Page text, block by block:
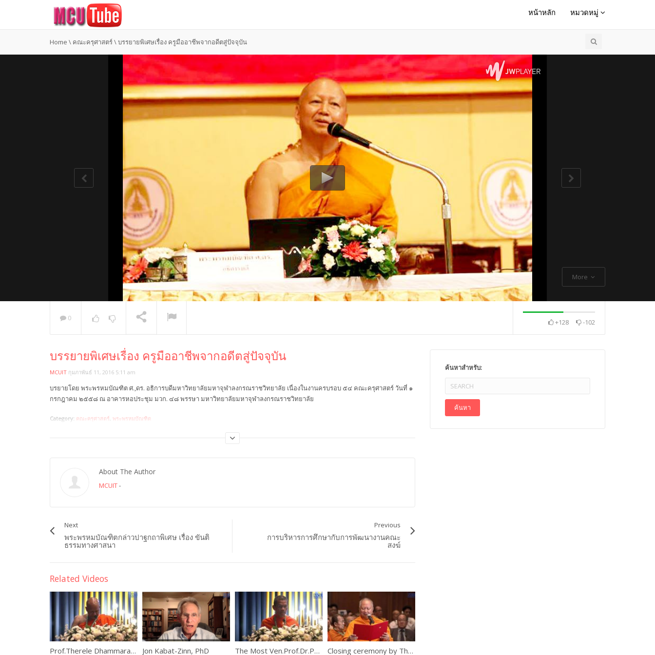
หน้าหลัก หมวดหมู่
Home \ คณะครุศาสตร์\บรรยายพิเศษเรื่อง ครูมืออาชีพจากอดีตสู่ปัจจุบัน
More
NOW PLAYING
กล่าวแสดงความยินดี
Most Ven Dr. Thch Quang
0 +128 -102
บรรยายพิเศษเรื่อง ครูมืออาชีพจากอดีตสู่ปัจจุบัน
MCUIT กุมภาพันธ์ 11, 2016 5:11 am
บรยายโดย พระพรหมบัณฑิต ศ.,ดร. อธิการบดีมหาวิทยาลัยมหาจุฬาลงกรณราชวิทยาลัย เนื่องในงานครบรอบ ๕๔ คณะครุศาสตร์ วันที่ ๑
กรกฎาคม ๒๕๕๘ ณ อาคารหอประชุม มวก. ๔๘ พรรษา มหาวิทยาลัยมหาจุฬาลงกรณราชวิทยาลัย
Category: คณะครุศาสตร์, พระพรหมบัณฑิต
About The Author
MCUIT-
Next
พระพรหมบัณฑิตกล่าวปาฐกถาพิเศษ เรื่อง ขันติ
ธรรมทางศาสนา
Previous
การบริหารการศึกษากับการพัฒนางานคณะ
สงฆ์
Related Videos
Prof.Therele Dhammarathana, Sri Lanka Jon Kabat-Zinn, PhD The Most Ven.Prof.Dr.Phra Rajapariyatkavi Closing ceremony by The Most Ven. Prof. Dr. Phra Brahmapundit
ค้นหาสำหรับ: